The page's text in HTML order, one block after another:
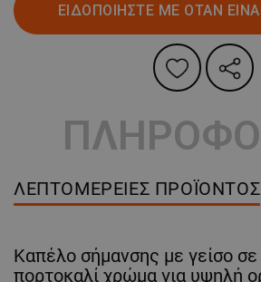
ΕΙΔΟΠΟΙΗΣΤΕ ΜΕ ΟΤΑΝ
ΛΕΠΤΟΜΈΡΕΙΕΣ ΠΡΟΪΌΝΤΟΣ
Καπέλο σήμανσης με γείσο
πορτοκαλί χρώμα για υψηλή